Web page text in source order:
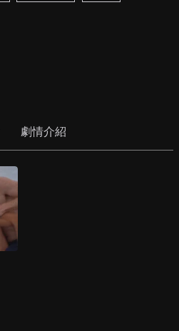
劇情介紹